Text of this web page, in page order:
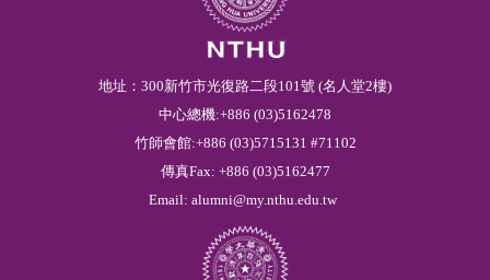
地址：300新竹市光復路二段101號 (名人堂2樓)
中心總機:+886 (03)5162478
竹師會館:+886 (03)5715131 #71102
傳真Fax: +886 (03)5162477
Email: alumni@my.nthu.edu.tw